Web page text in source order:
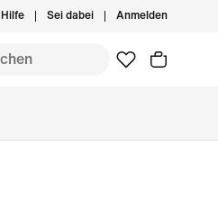
Hilfe Sei dabei Anmelden